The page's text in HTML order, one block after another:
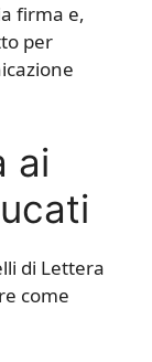
firma e,
per
ai
di Lettera
come